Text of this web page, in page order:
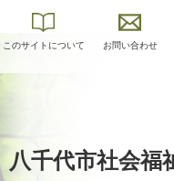
このサイトについて お問い合わせ
八千代市社会福